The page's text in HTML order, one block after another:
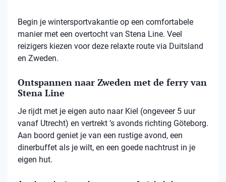
Begin je wintersportvakantie op een comfortabele
manier met een overtocht van Stena Line. Veel
reizigers kiezen voor deze relaxte route via Duitsland
en Zweden.
Ontspannen naar Zweden met de ferry van
Stena Line
Je rijdt met je eigen auto naar Kiel (ongeveer 5 uur
vanaf Utrecht) en vertrekt ’s avonds richting Göteborg.
Aan boord geniet je van een rustige avond, een
dinerbuffet als je wilt, en een goede nachtrust in je
eigen hut.